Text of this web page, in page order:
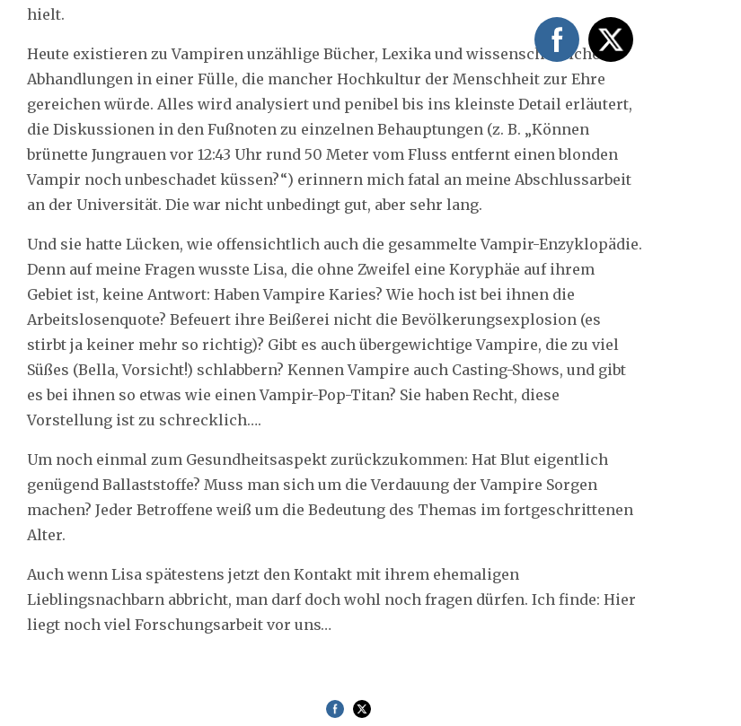
hielt.
Heute existieren zu Vampiren unzählige Bücher, Lexika und wissenschaftliche
Abhandlungen in einer Fülle, die mancher Hochkultur der Menschheit zur Ehre
gereichen würde. Alles wird analysiert und penibel bis ins kleinste Detail erläutert,
die Diskussionen in den Fußnoten zu einzelnen Behauptungen (z. B. „Können
brünette Jungrauen vor 12:43 Uhr rund 50 Meter vom Fluss entfernt einen blonden
Vampir noch unbeschadet küssen?“) erinnern mich fatal an meine Abschlussarbeit
an der Universität. Die war nicht unbedingt gut, aber sehr lang.
Und sie hatte Lücken, wie offensichtlich auch die gesammelte Vampir-Enzyklopädie.
Denn auf meine Fragen wusste Lisa, die ohne Zweifel eine Koryphäe auf ihrem
Gebiet ist, keine Antwort: Haben Vampire Karies? Wie hoch ist bei ihnen die
Arbeitslosenquote? Befeuert ihre Beißerei nicht die Bevölkerungsexplosion (es
stirbt ja keiner mehr so richtig)? Gibt es auch übergewichtige Vampire, die zu viel
Süßes (Bella, Vorsicht!) schlabbern? Kennen Vampire auch Casting-Shows, und gibt
es bei ihnen so etwas wie einen Vampir-Pop-Titan? Sie haben Recht, diese
Vorstellung ist zu schrecklich….
Um noch einmal zum Gesundheitsaspekt zurückzukommen: Hat Blut eigentlich
genügend Ballaststoffe? Muss man sich um die Verdauung der Vampire Sorgen
machen? Jeder Betroffene weiß um die Bedeutung des Themas im fortgeschrittenen
Alter.
Auch wenn Lisa spätestens jetzt den Kontakt mit ihrem ehemaligen
Lieblingsnachbarn abbricht, man darf doch wohl noch fragen dürfen. Ich finde: Hier
liegt noch viel Forschungsarbeit vor uns…